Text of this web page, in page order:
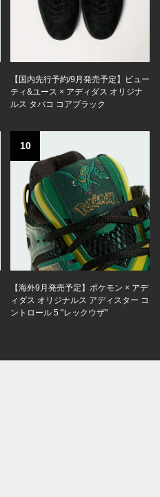
【国内先行予約/9月発売予定】ビュー
ティ&ユース × アディダス オリジナ
ルス タバコ コアブラック
10
【海外9月発売予定】ポケモン × アデ
ィダス オリジナルス アディスター コ
ントロール 5 "レックウザ"